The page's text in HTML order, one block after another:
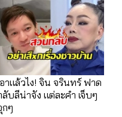
อาแล้วไง! จิน จรินทร์ ฟาด
ลับลีน่าจัง แต่ละคำ เจ็บๆ
กๆ